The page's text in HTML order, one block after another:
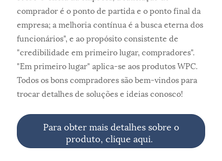
comprador é o ponto de partida e o ponto final da
empresa; a melhoria contínua é a busca eterna dos
funcionários", e ao propósito consistente de
"credibilidade em primeiro lugar, compradores".
"Em primeiro lugar" aplica-se aos produtos WPC.
Todos os bons compradores são bem-vindos para
trocar detalhes de soluções e ideias conosco!
Para obter mais detalhes sobre o
produto, clique aqui.